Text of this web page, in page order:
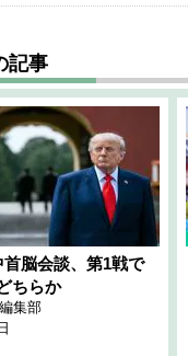
記事
脳会談、第1戦で
ちらか
集部